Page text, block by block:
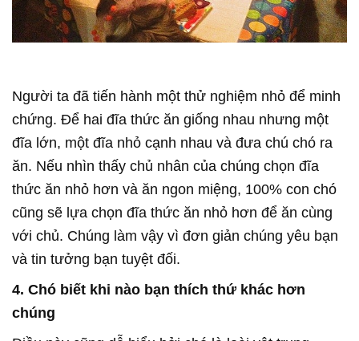
Người ta đã tiến hành một thử nghiệm nhỏ để minh
chứng. Để hai đĩa thức ăn giống nhau nhưng một
đĩa lớn, một đĩa nhỏ cạnh nhau và đưa chú chó ra
ăn. Nếu nhìn thấy chủ nhân của chúng chọn đĩa
thức ăn nhỏ hơn và ăn ngon miệng, 100% con chó
cũng sẽ lựa chọn đĩa thức ăn nhỏ hơn để ăn cùng
với chủ. Chúng làm vậy vì đơn giản chúng yêu bạn
và tin tưởng bạn tuyệt đối.
4. Chó biết khi nào bạn thích thứ khác hơn
chúng